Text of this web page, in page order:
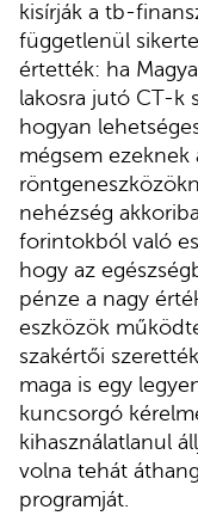
kisírják a tb-
függetlenül
értették: ha
lakosra jutó CT-k
hogyan
mégsem ezeknek
nehézség
forintokból való
hogy az
pénze a nagy
eszközök
szakértői
maga is egy
kuncsorgó
kihasználatlanul
volna tehát
programját.